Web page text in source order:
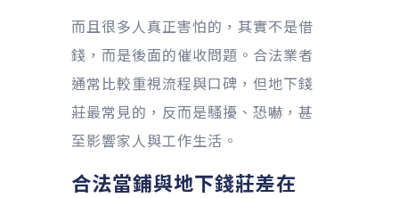
而且很多人真正害怕的，其實不是借
錢，而是後面的催收問題。合法業者
通常比較重視流程與口碑，但地下錢
莊最常見的，反而是騷擾、恐嚇，甚
至影響家人與工作生活。
合法當鋪與地下錢莊差在